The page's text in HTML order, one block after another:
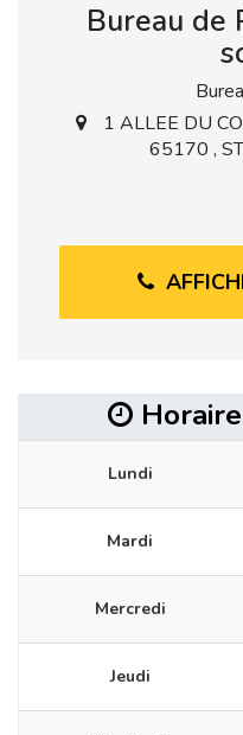
Bureau de
1 ALLEE DU
65170 ,
Lundi
Mardi
Mercredi
Jeudi